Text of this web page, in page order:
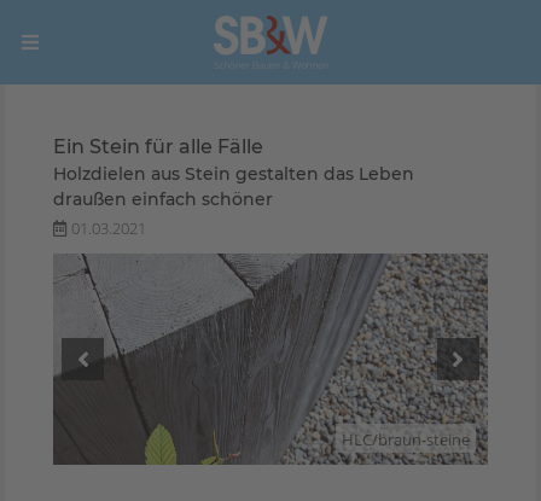
Ein Stein für alle Fälle
Holzdielen aus Stein gestalten das Leben
draußen einfach schöner
01.03.2021
HLC/braun-steine